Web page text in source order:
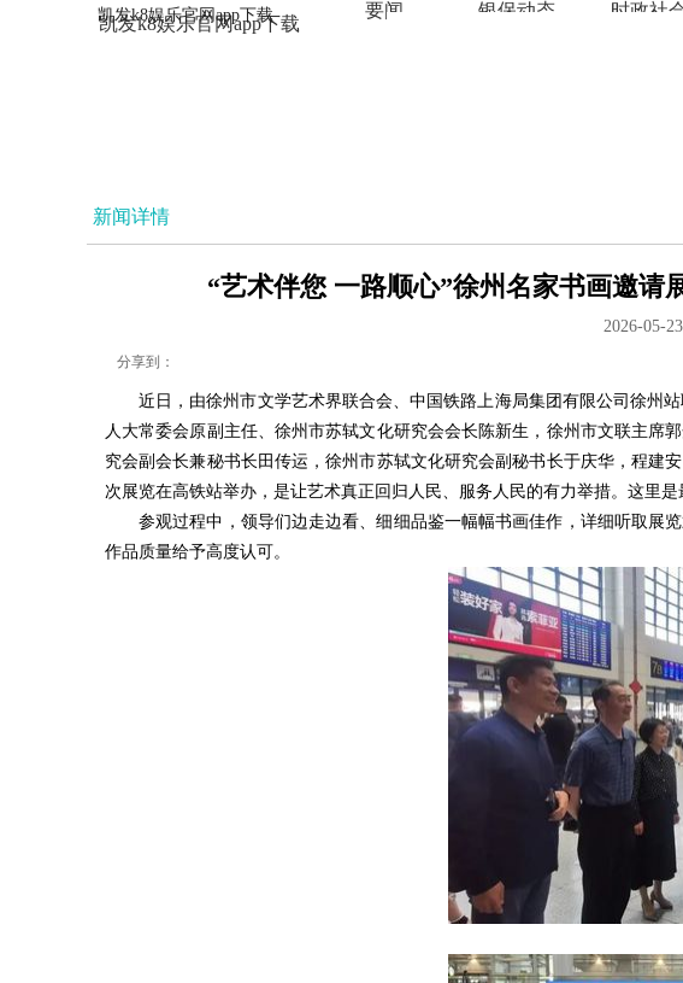
凯发k8娱乐官网app下载
凯发k8娱乐官网app下载
要闻 银保动态 时政社
新闻详情
“艺术伴您 一路顺心”徐州名家书画邀请
2026-05-
分享到：
近日，由徐州市文学艺术界联合会、中国铁路上海局集团有限公司徐
人大常委会原副主任、徐州市苏轼文化研究会会长陈新生，徐州市文联主席
究会副会长兼秘书长田传运，徐州市苏轼文化研究会副秘书长于庆华，程建
次展览在高铁站举办，是让艺术真正回归人民、服务人民的有力举措。这里
参观过程中，领导们边走边看、细细品鉴一幅幅书画佳作，详细听取展
作品质量给予高度认可。